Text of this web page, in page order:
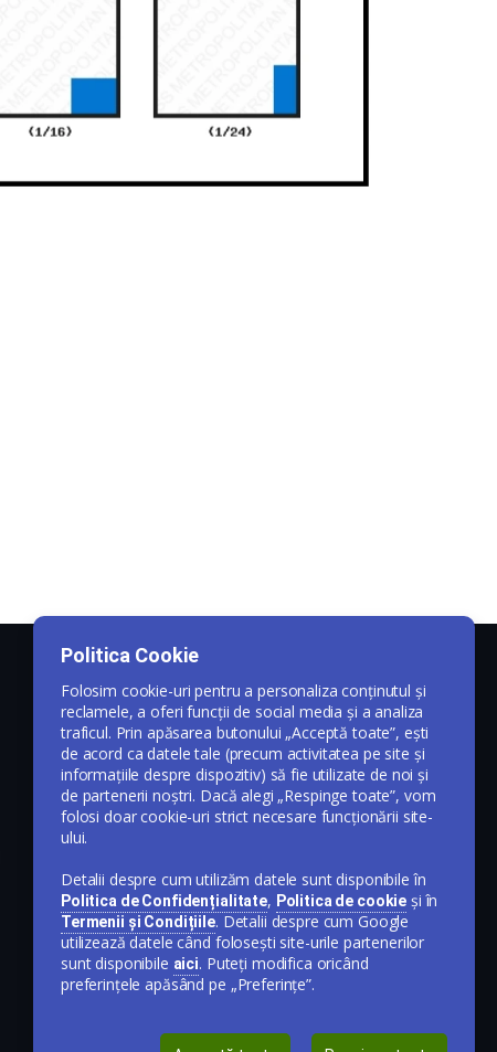
Politica Cookie
Folosim cookie-uri pentru a personaliza conținutul și
reclamele, a oferi funcții de social media și a analiza
traficul. Prin apăsarea butonului „Acceptă toate”, ești
de acord ca datele tale (precum activitatea pe site și
informațiile despre dispozitiv) să fie utilizate de noi și
de partenerii noștri. Dacă alegi „Respinge toate”, vom
folosi doar cookie-uri strict necesare funcționării site-
ului.
Detalii despre cum utilizăm datele sunt disponibile în
Politica de Confidențialitate, Politica de cookie și în
Termenii și Condițiile. Detalii despre cum Google
utilizează datele când folosești site-urile partenerilor
sunt disponibile aici. Puteți modifica oricând
preferințele apăsând pe „Preferințe”.